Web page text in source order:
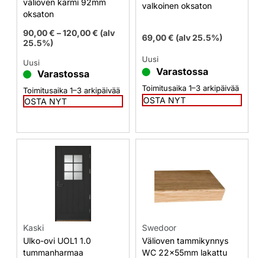
oksaton
90,00€ –120,00€ (alv
25.5%)
Uusi
Varastossa
Toimitusaika 1–3 arkipäivää
OSTA NYT
valkoinen oksaton
69,00€ (alv 25.5%)
Uusi
Varastossa
Toimitusaika 1–3 arkipäivää
OSTA NYT
Kaski
Ulko-ovi UOL1 1.0
tummanharmaa
Swedoor
Välioven tammikynnys
WC 22x55mm lakattu